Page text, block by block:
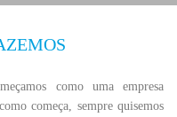
como uma empresa
começa, sempre quisemos